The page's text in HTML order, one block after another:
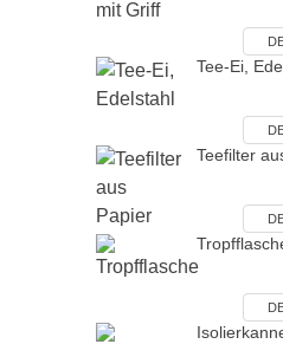
Tee-Ei,
Teefilter